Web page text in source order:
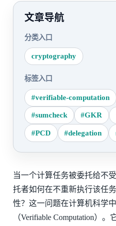
文章导航
分类入口
cryptography
标签入口
#verifiable-computation
#sumcheck #GKR
#PCD #delegation
当一个计算任务被委托给不
托者如何在不重新执行该任
性？这一问题在计算机科学
（Verifiable Computation）